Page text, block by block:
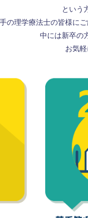
という
の理学療法士の皆様に
中には新卒の
お気